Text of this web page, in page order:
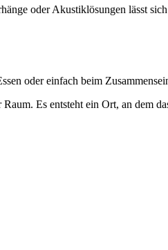
oder Akustiklösungen lässt
oder einfach beim
Es entsteht ein Ort, an dem